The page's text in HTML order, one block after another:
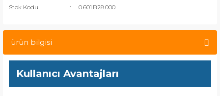
Stok Kodu
0.601.B28.000
ürün bilgisi
Kullanıcı Avantajları